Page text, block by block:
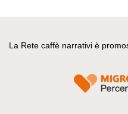
La Rete caffè narrativi è